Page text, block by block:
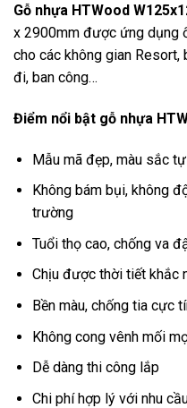
Gỗ nhựa HTWood
x 2900mm được ứng dụng
cho các không gian Resort,
đi, ban công…
Điểm nổi bật gỗ nhựa
Mẫu mã đẹp, màu sắc
Không bám bụi, không
trường
Tuổi thọ cao, chống va
Chịu được thời tiết khắc
Bền màu, chống tia cực
Không cong vênh mối
Dễ dàng thi công lắp
Chi phí hợp lý với nhu